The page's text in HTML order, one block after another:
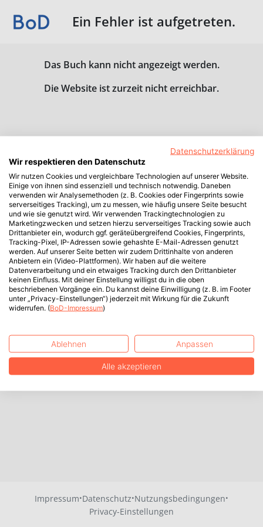
Ein Fehler ist aufgetreten.
Das Buch kann nicht angezeigt werden.
Die Website ist zurzeit nicht erreichbar.
Impressum·Datenschutz·Nutzungsbedingungen·
Privacy-Einstellungen
Datenschutzerklärung
Wir respektieren den Datenschutz
Wir nutzen Cookies und vergleichbare Technologien auf unserer Website.
Einige von ihnen sind essenziell und technisch notwendig. Daneben
verwenden wir Analysemethoden (z. B. Cookies oder Fingerprints sowie
serverseitiges Tracking), um zu messen, wie häufig unsere Seite besucht
und wie sie genutzt wird. Wir verwenden Trackingtechnologien zu
Marketingzwecken und setzen hierzu serverseitiges Tracking sowie auch
Drittanbieter ein, wodurch ggf. geräteübergreifend Cookies, Fingerprints,
Tracking-Pixel, IP-Adressen sowie gehashte E-Mail-Adressen genutzt
werden. Auf unserer Seite betten wir zudem Drittinhalte von anderen
Anbietern ein (Video-Plattformen). Wir haben auf die weitere
Datenverarbeitung und ein etwaiges Tracking durch den Drittanbieter
keinen Einfluss. Mit deiner Einstellung willigst du in die oben
beschriebenen Vorgänge ein. Du kannst deine Einwilligung (z. B. im Footer
unter „Privacy-Einstellungen“) jederzeit mit Wirkung für die Zukunft
widerrufen. (BoD-Impressum)
Ablehnen Anpassen
Alle akzeptieren